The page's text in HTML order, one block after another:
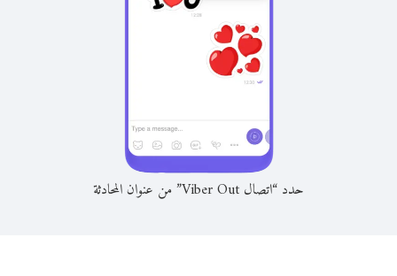
حدد “اتصال Viber Out” من عنوان المحادثة